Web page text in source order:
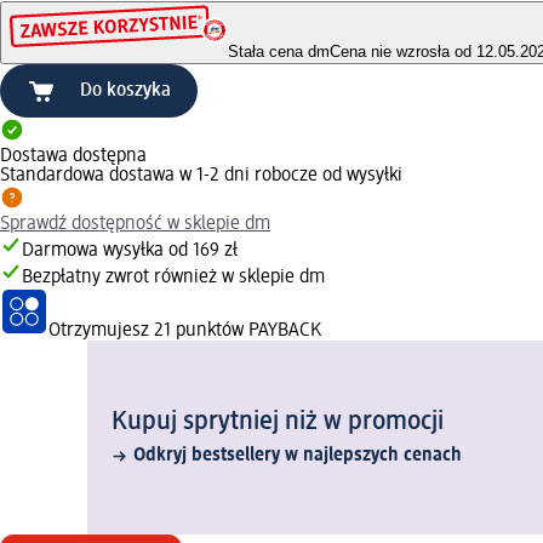
Stała cena dmCena nie wzrosła od
Do koszyka
Dostawa dostępna
Standardowa dostawa w 1-2 dni robocze od wysyłki
Sprawdź dostępność w sklepie dm
Darmowa wysyłka od 169 zł
Bezpłatny zwrot również w sklepie dm
Otrzymujesz 21 punktów PAYBACK
Kupuj sprytniej niż w promocji
Odkryj bestsellery w najlepszych cenach